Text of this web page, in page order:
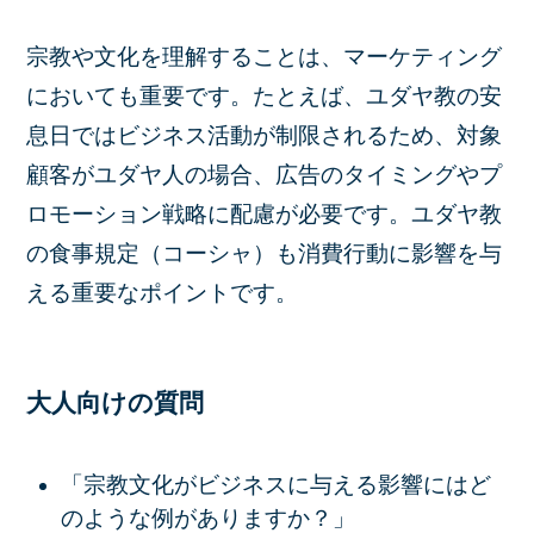
宗教や文化を理解することは、マーケティング
においても重要です。たとえば、ユダヤ教の安
息日ではビジネス活動が制限されるため、対象
顧客がユダヤ人の場合、広告のタイミングやプ
ロモーション戦略に配慮が必要です。ユダヤ教
の食事規定（コーシャ）も消費行動に影響を与
える重要なポイントです。
大人向けの質問
「宗教文化がビジネスに与える影響にはど
のような例がありますか？」